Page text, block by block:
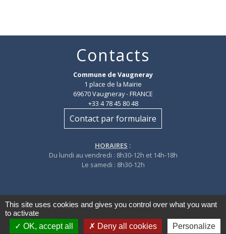
Contacts
Commune de Vaugneray
1 place de la Mairie
69670 Vaugneray - FRANCE
+33 4 78 45 80 48
Contact par formulaire
HORAIRES :
Du lundi au vendredi : 8h30-12h et 14h-18h
Le samedi : 8h30-12h
Mentions légales - Politique de confidentialité -
This site uses cookies and gives you control over what you want
to activate
OK, accept all
Deny all cookies Personalize